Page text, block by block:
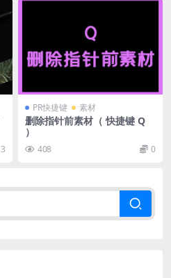
3
PR快捷键 素材
删除指针前素材（ 快捷键 Q
）
408 0